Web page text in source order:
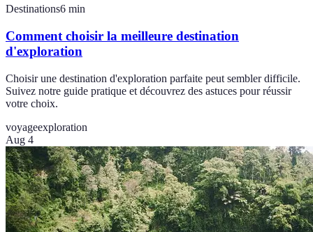
Destinations6 min
Comment choisir la meilleure destination
d'exploration
Choisir une destination d'exploration parfaite peut sembler difficile.
Suivez notre guide pratique et découvrez des astuces pour réussir
votre choix.
voyageexploration
Aug 4